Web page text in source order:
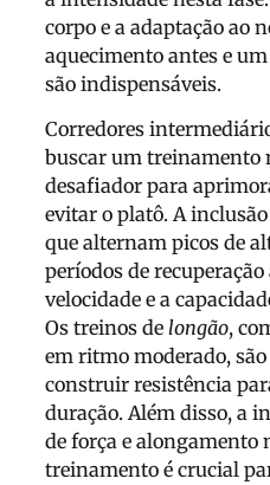
corpo e a adaptação ao
aquecimento antes e
são indispensáveis.
Corredores
buscar um treinamento
desafiador para
evitar o platô. A
que alternam picos de
períodos de
velocidade e a
Os treinos de longão,
em ritmo moderado,
construir resistência
duração. Além disso, a
de força e alongamento
treinamento é crucial